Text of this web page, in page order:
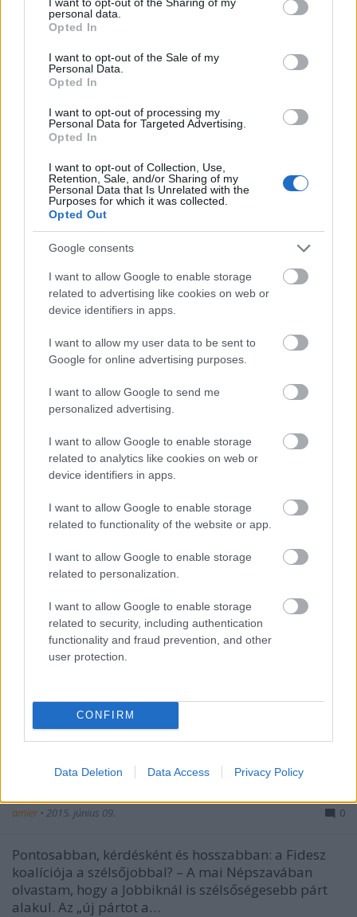
grant or deny consent to Google and its third-party tags to
use your data for below specified purposes in below Google
consent section.
personal data.
Opted In
I want to opt-out of the Sale of my
Personal Data.
Opted In
I want to opt-out of processing my
Personal Data for Targeted Advertising.
Opted In
I want to opt-out of Collection, Use,
Retention, Sale, and/or Sharing of my
Personal Data that Is Unrelated with the
Purposes for which it was collected.
Opted Out
Google consents
I want to allow Google to enable storage
related to advertising like cookies on web or
device identifiers in apps.
I want to allow my user data to be sent to
Google for online advertising purposes.
I want to allow Google to send me
personalized advertising.
I want to allow Google to enable storage
related to analytics like cookies on web or
device identifiers in apps.
I want to allow Google to enable storage
related to functionality of the website or app.
I want to allow Google to enable storage
related to personalization.
I want to allow Google to enable storage
related to security, including authentication
functionality and fraud prevention, and other
user protection.
CONFIRM
Data Deletion Data Access Privacy Policy
kedves és kedvetlen olvasónknak! Merthogy itt van,
megjött az újév, ha nehezen is, de eltelt a 2016-os
esztendő. Aztán jöjjön rögtön maga a szürreális
valóság. *** Mi történik egy magyarországi cég…
452. A katonákról
Nemrég még tagadta a kormány, hogy katonákat
vezényelnek a déli határra. Azóta tudjuk, hogy mégis
mennek, mert a Jobbik követelte. Most azt mondják,
hogy tűzparancs nem lesz. De tudjuk, hogy a Jobbik
ezt is követeli és a törvénymódosításokban is benne
van a lehetőség. A múlt…
amier • 2015. június 09. 0
Pontosabban, kérdésként és hosszabban: a Fidesz
koalíciója a szélsőjobbal? – A mai Népszavában
olvastam, hogy a Jobbiknál is szélsőségesebb párt
alakul. Az „új pártot a…